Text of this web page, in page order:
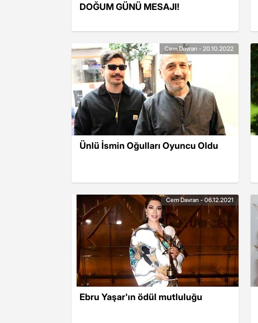
DOĞUM GÜNÜ MESAJI!
Ünlü İsmin Oğulları Oyuncu Oldu
Cem Davran - 20.10.2022
Ebru Yaşar'ın ödül mutluluğu
Cem Davran - 06.12.2021